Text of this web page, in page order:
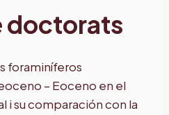
doctorats
foraminíferos
– Eoceno en el
i su comparación con la